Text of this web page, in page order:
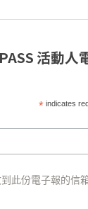
活動人
*indicates
此份電子報的信